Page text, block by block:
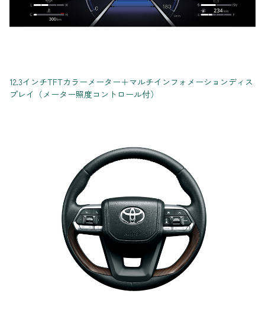
12.3インチTFTカラーメーター＋マルチインフォメーションディス
プレイ（メーター照度コントロール付）